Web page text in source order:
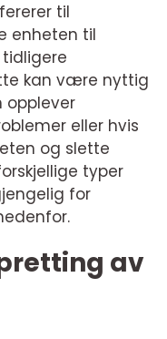
til
enheten til
kan være nyttig
opplever
eller hvis
og slette
typer
for
av